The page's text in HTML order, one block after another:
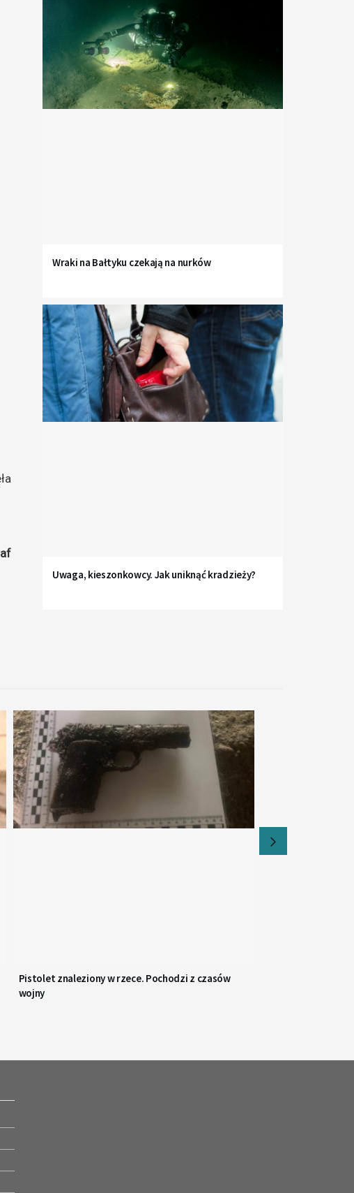
Wraki na Bałtyku czekają na nurków
Uwaga, kieszonkowcy. Jak uniknąć kradzieży?
Pistolet znaleziony w rzece. Pochodzi z czasów
wojny